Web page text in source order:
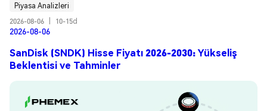
Piyasa Analizleri
2026-08-06
10-15d
2026-08-06
SanDisk (SNDK) Hisse Fiyatı 2026-2030: Yükseliş
Beklentisi ve Tahminler